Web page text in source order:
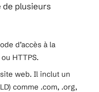
de plusieurs
d’accès à la
HTTPS.
web. Il inclut un
comme .com, .org,